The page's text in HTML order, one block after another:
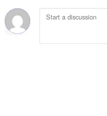
к
и
й
о
н